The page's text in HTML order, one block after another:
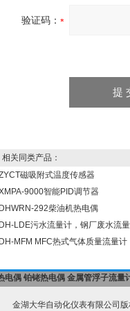
验证码：
关同类产品：
磁吸附式温度传感器
9000智能PID调节器
292柴油机热电偶
LDE污水流量计，钢厂废水流
MFM MFC热式气体质量流量计
电偶 铂铑热电偶 金属管浮子流量
金湖大华自动化仪表有限公司